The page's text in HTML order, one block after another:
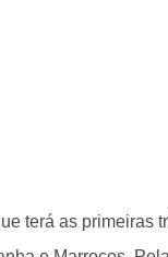
terá as primeiras